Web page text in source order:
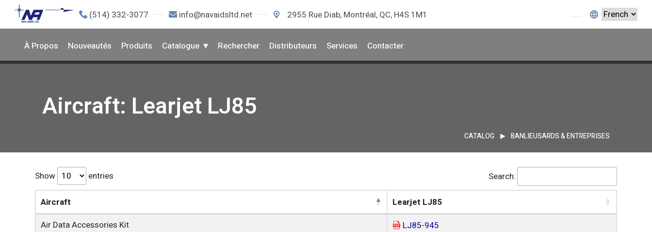
(514) 332-3077 info@navaidsltd.net 2955 Rue Diab, Montréal, QC, H4S 1M1
À Propos Nouveautés Produits Catalogue Rechercher Distributeurs Services Contacter
Aircraft: Learjet LJ85
CATALOG BANLIEUSARDS & ENTREPRISES
Show entries Search:
Aircraft
Learjet LJ85
Air Data Accessories Kit
LJ85-945